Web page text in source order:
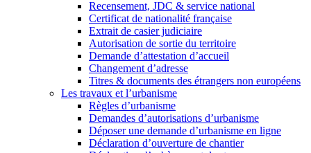
Recensement, JDC & service national
Certificat de nationalité française
Extrait de casier judiciaire
Autorisation de sortie du territoire
Demande d’attestation d’accueil
Changement d’adresse
Titres & documents des étrangers non européens
Les travaux et l’urbanisme
Règles d’urbanisme
Demandes d’autorisations d’urbanisme
Déposer une demande d’urbanisme en ligne
Déclaration d’ouverture de chantier